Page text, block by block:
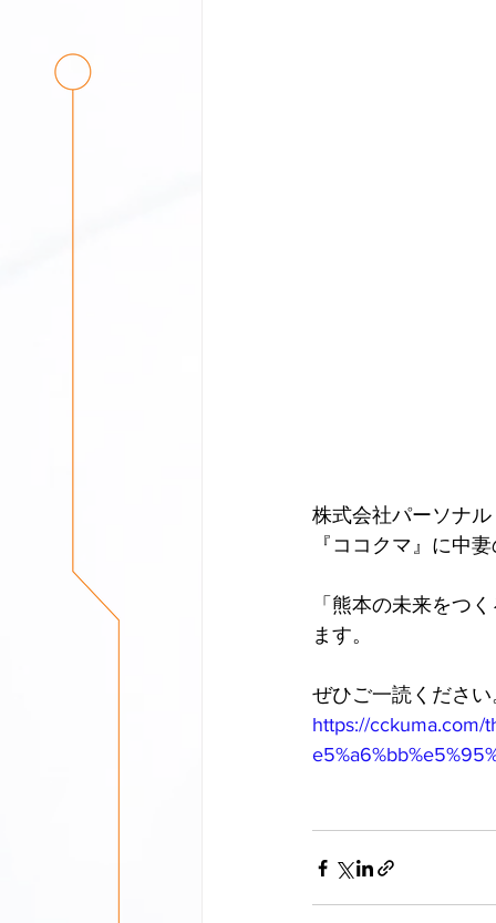
株式会社パーソナ
『ココクマ』に中
「熊本の未来をつ
ます。
ぜひご一読ください
https://cckuma.com/